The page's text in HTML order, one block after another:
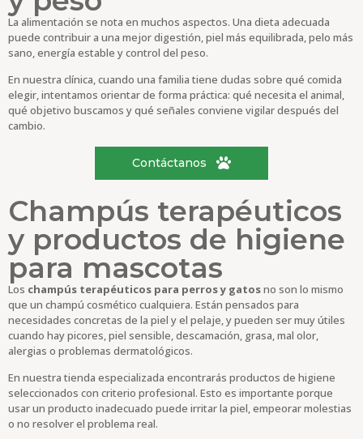
La alimentación se nota en muchos aspectos. Una dieta adecuada
puede contribuir a una mejor digestión, piel más equilibrada, pelo más
sano, energía estable y control del peso.
En nuestra clínica, cuando una familia tiene dudas sobre qué comida
elegir, intentamos orientar de forma práctica: qué necesita el animal,
qué objetivo buscamos y qué señales conviene vigilar después del
cambio.
Contáctanos
Champús terapéuticos
y productos de higiene
para mascotas
Los champús terapéuticos para perros y gatosno son lo mismo
que un champú cosmético cualquiera. Están pensados para
necesidades concretas de la piel y el pelaje, y pueden ser muy útiles
cuando hay picores, piel sensible, descamación, grasa, mal olor,
alergias o problemas dermatológicos.
En nuestra tienda especializada encontrarás productos de higiene
seleccionados con criterio profesional. Esto es importante porque
usar un producto inadecuado puede irritar la piel, empeorar molestias
o no resolver el problema real.